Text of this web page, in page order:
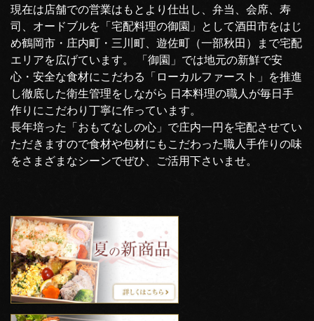
現在は店舗での営業はもとより仕出し、弁当、会席、寿
司、オードブルを「宅配料理の御園」として酒田市をはじ
め鶴岡市・庄内町・三川町、遊佐町（一部秋田）まで宅配
エリアを広げています。 「御園」では地元の新鮮で安
心・安全な食材にこだわる「ローカルファースト」を推進
し徹底した衛生管理をしながら 日本料理の職人が毎日手
作りにこだわり丁寧に作っています。
長年培った「おもてなしの心」で庄内一円を宅配させてい
ただきますので食材や包材にもこだわった職人手作りの味
をさまざまなシーンでぜひ、ご活用下さいませ。